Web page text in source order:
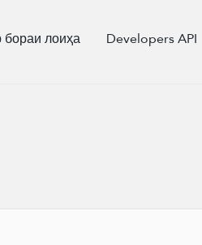
лоиҳа Developers API